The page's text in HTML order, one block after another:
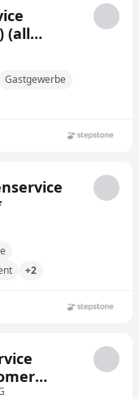
(all
Schiff
Gastgewerbe
+2